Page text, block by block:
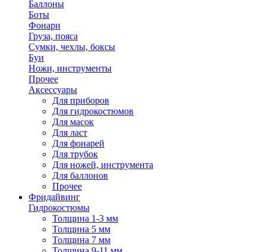
Баллоны
Боты
Фонари
Груза, пояса
Сумки, чехлы, боксы
Буи
Ножи, инструменты
Прочее
Аксессуары
Для приборов
Для гидрокостюмов
Для масок
Для ласт
Для фонарей
Для трубок
Для ножей, инструмента
Для баллонов
Прочее
Фридайвинг
Гидрокостюмы
Толщина 1-3 мм
Толщина 5 мм
Толщина 7 мм